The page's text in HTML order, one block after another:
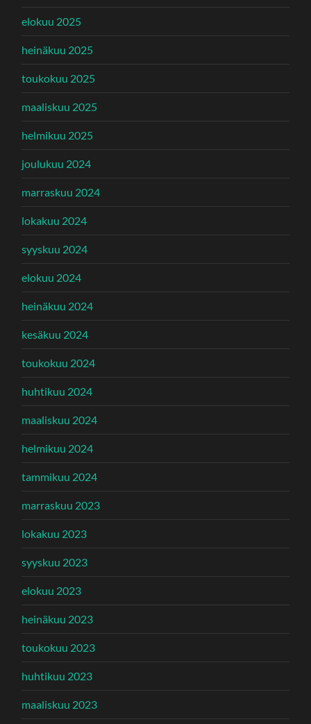
elokuu 2025
heinäkuu 2025
toukokuu 2025
maaliskuu 2025
helmikuu 2025
joulukuu 2024
marraskuu 2024
lokakuu 2024
syyskuu 2024
elokuu 2024
heinäkuu 2024
kesäkuu 2024
toukokuu 2024
huhtikuu 2024
maaliskuu 2024
helmikuu 2024
tammikuu 2024
marraskuu 2023
lokakuu 2023
syyskuu 2023
elokuu 2023
heinäkuu 2023
toukokuu 2023
huhtikuu 2023
maaliskuu 2023